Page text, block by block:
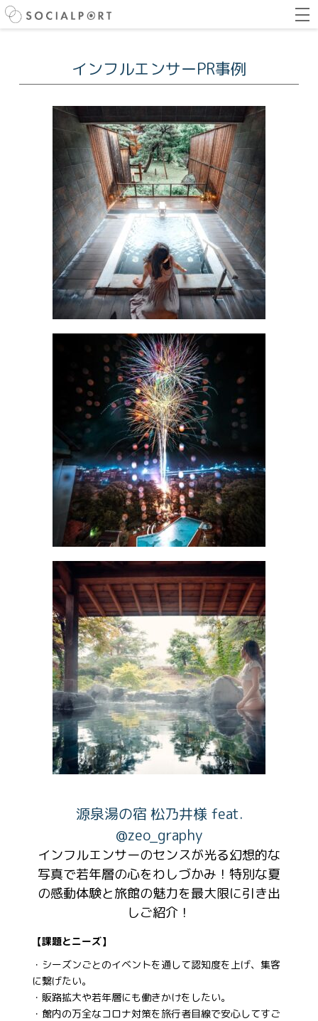
インフルエンサーPR事例
源泉湯の宿 松乃井様 feat.
@zeo_graphy
インフルエンサーのセンスが光る幻想的な
写真で若年層の心をわしづかみ！特別な夏
の感動体験と旅館の魅力を最大限に引き出
しご紹介！
【課題とニーズ】
・シーズンごとのイベントを通して認知度を上げ、集客
に繋げたい。
・販路拡大や若年層にも働きかけをしたい。
・館内の万全なコロナ対策を旅行者目線で安心してすご